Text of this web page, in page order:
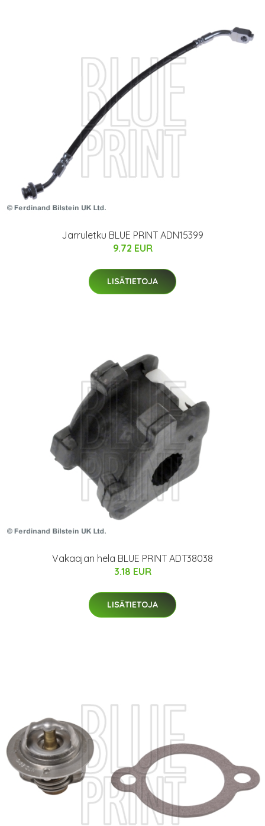
Jarruletku BLUE PRINT ADN15399
9.72 EUR
LISÄTIETOJA
Vakaajan hela BLUE PRINT ADT38038
3.18 EUR
LISÄTIETOJA